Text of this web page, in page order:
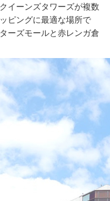
イーンズタワーズが複数
ピングに最適な場所で
ーズモールと赤レンガ倉